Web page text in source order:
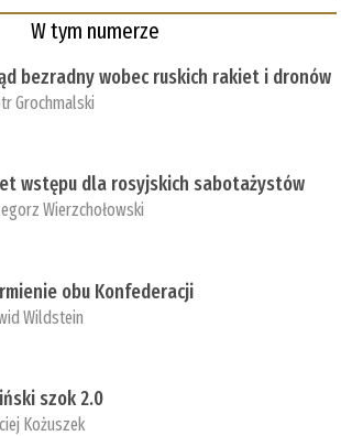
W tym numerze
bezradny wobec ruskich rakiet i dronów
Grochmalski
wstępu dla rosyjskich sabotażystów
Wierzchołowski
obu Konfederacji
Wildstein
szok 2.0
Kożuszek